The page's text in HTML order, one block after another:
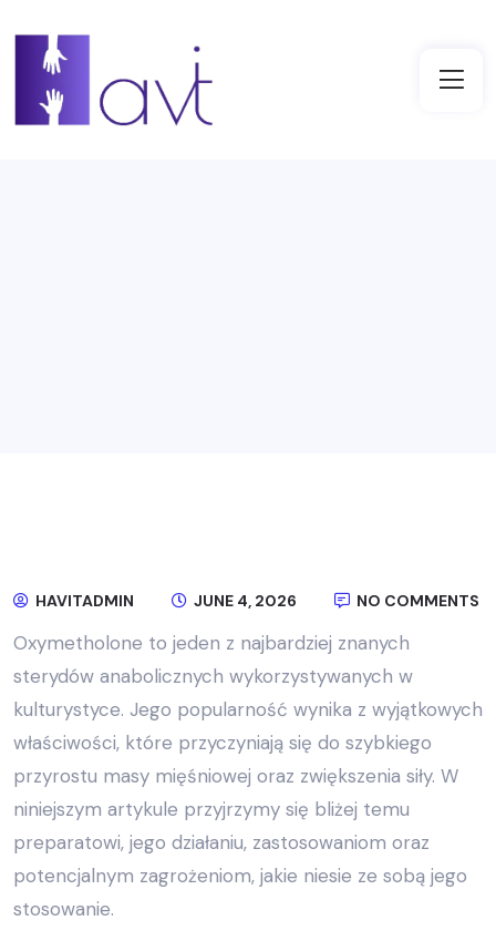
HAVITADMIN JUNE 4, 2026 NO COMMENTS
Oxymetholone to jeden z najbardziej znanych
sterydów anabolicznych wykorzystywanych w
kulturystyce. Jego popularność wynika z wyjątkowych
właściwości, które przyczyniają się do szybkiego
przyrostu masy mięśniowej oraz zwiększenia siły. W
niniejszym artykule przyjrzymy się bliżej temu
preparatowi, jego działaniu, zastosowaniom oraz
potencjalnym zagrożeniom, jakie niesie ze sobą jego
stosowanie.